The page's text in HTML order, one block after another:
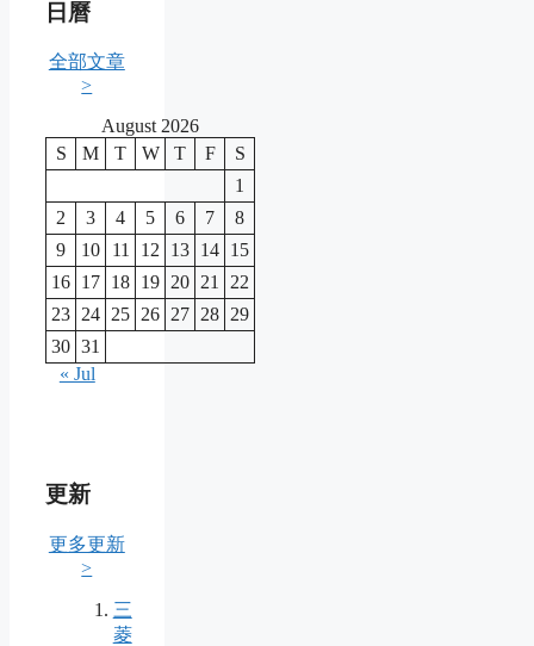
日曆
全部文章
>
August 2026
S
M T W T F
S
1
2
3 4 5 6 7
8
9
10 11 12 13 14 15
16 17 18 19 20 21 22
23 24 25 26 27 28 29
30 31
« Jul
更新
更多更新
>
三
菱